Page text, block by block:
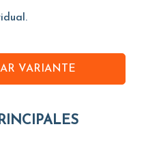
VARIANTE